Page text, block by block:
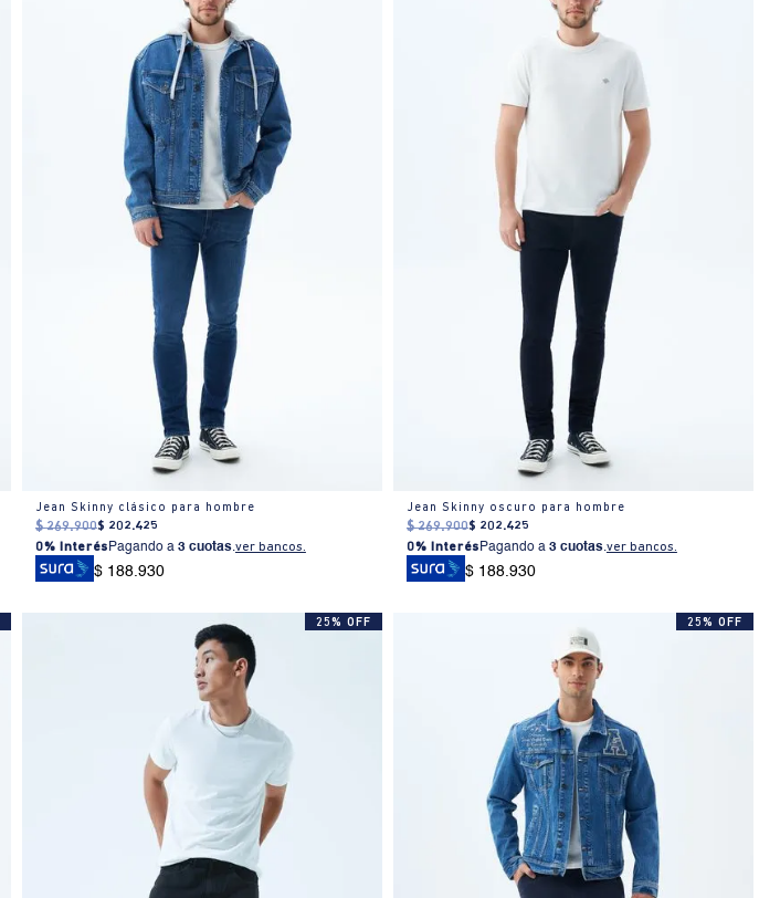
Jean Skinny clásico para hombre
$ 269.900$ 202.425
0% Interés Pagando a 3 cuotas.ver bancos.
$ 188.930
Jean Skinny oscuro para hombre
$ 269.900$ 202.425
0% Interés Pagando a 3 cuotas.ver bancos.
$ 188.930
25% OFF 25% OFF